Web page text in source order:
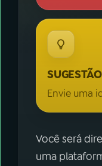
SUGESTÃO
Envie uma
Você será
uma